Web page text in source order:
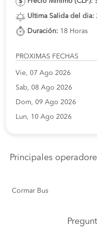
Ultima Salida del dia:
Duración: 18 Horas
PROXIMAS FECHAS
Vie, 07 Ago 2026
Sab, 08 Ago 2026
Dom, 09 Ago 2026
Lun, 10 Ago 2026
Principales
Cormar Bus